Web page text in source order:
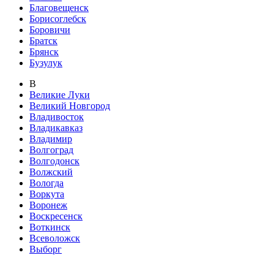
Благовещенск
Борисоглебск
Боровичи
Братск
Брянск
Бузулук
В
Великие Луки
Великий Новгород
Владивосток
Владикавказ
Владимир
Волгоград
Волгодонск
Волжский
Вологда
Воркута
Воронеж
Воскресенск
Воткинск
Всеволожск
Выборг